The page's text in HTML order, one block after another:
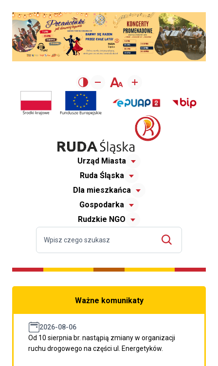
Urząd Miasta
Ruda Śląska
Dla mieszkańca
Gospodarka
Rudzkie NGO
Ważne komunikaty
2026-08-06
Od 10 sierpnia br. nastąpią zmiany w organizacji
ruchu drogowego na części ul. Energetyków.